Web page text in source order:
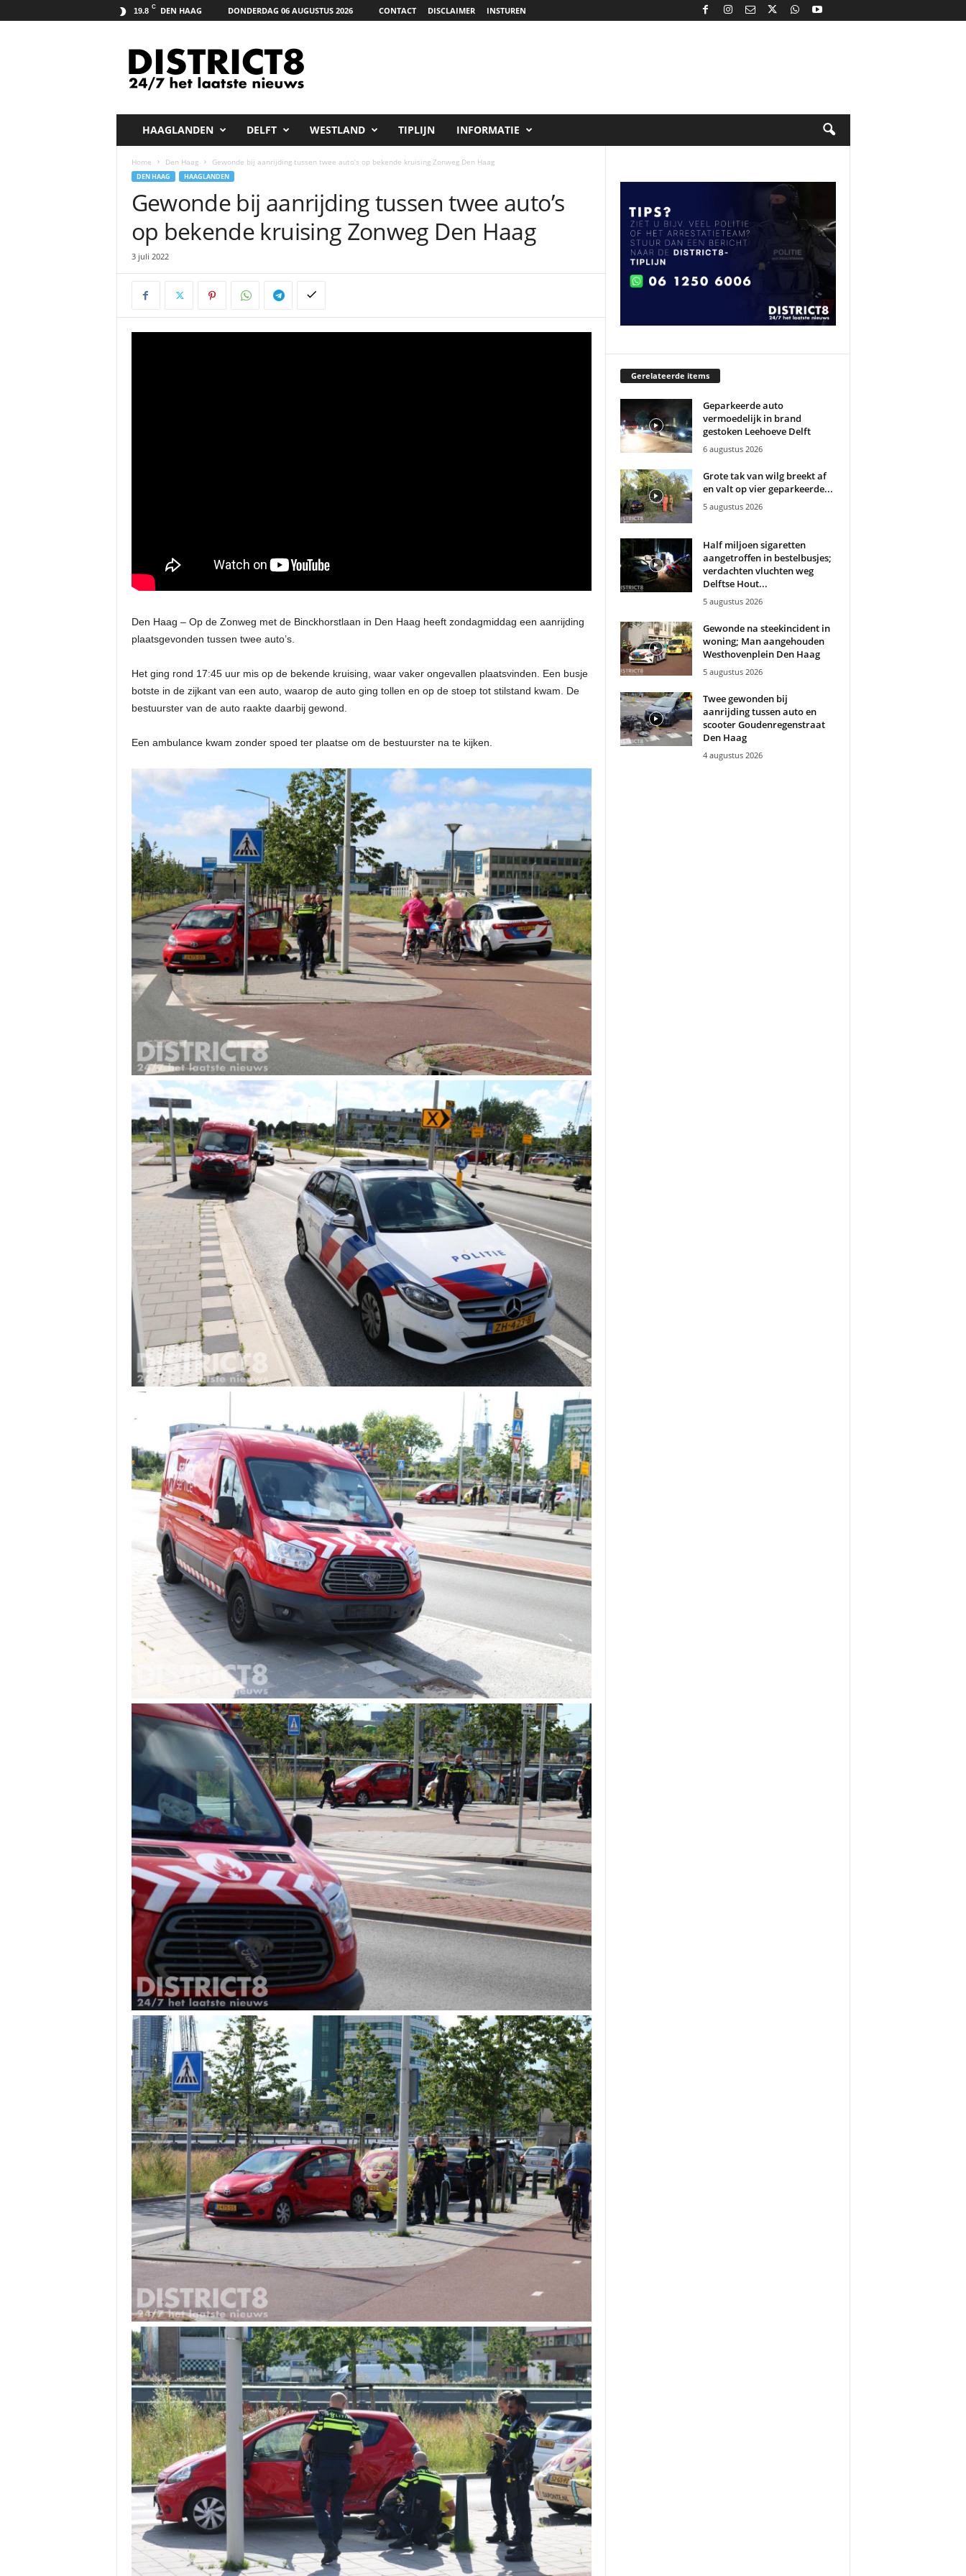
19.8 C DEN HAAG DONDERDAG 06 AUGUSTUS 2026 CONTACT DISCLAIMER INSTUREN
HAAGLANDEN DELFT WESTLAND TIPLIJN INFORMATIE
Home Den Haag Gewonde bij aanrijding tussen twee auto’s op bekende kruising Zonweg Den Haag
DEN HAAG HAAGLANDEN
Gewonde bij aanrijding tussen twee auto’s
op bekende kruising Zonweg Den Haag
3 juli 2022
Den Haag – Op de Zonweg met de Binckhorstlaan in Den Haag heeft zondagmiddag een aanrijding
plaatsgevonden tussen twee auto’s.
Het ging rond 17:45 uur mis op de bekende kruising, waar vaker ongevallen plaatsvinden. Een busje
botste in de zijkant van een auto, waarop de auto ging tollen en op de stoep tot stilstand kwam. De
bestuurster van de auto raakte daarbij gewond.
Een ambulance kwam zonder spoed ter plaatse om de bestuurster na te kijken.
Gerelateerde items
Geparkeerde auto
vermoedelijk in brand
gestoken Leehoeve Delft
6 augustus 2026
Grote tak van wilg breekt af
en valt op vier geparkeerde...
5 augustus 2026
Half miljoen sigaretten
aangetroffen in bestelbusjes;
verdachten vluchten weg
Delftse Hout...
5 augustus 2026
Gewonde na steekincident in
woning; Man aangehouden
Westhovenplein Den Haag
5 augustus 2026
Twee gewonden bij
aanrijding tussen auto en
scooter Goudenregenstraat
Den Haag
4 augustus 2026